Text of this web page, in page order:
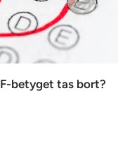
betyget tas bort?